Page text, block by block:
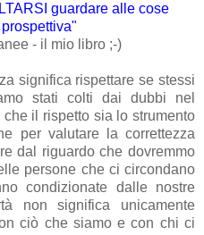
guardare alle cose
- il mio libro ;-)
significa rispettare se stessi
stati colti dai dubbi nel
il rispetto sia lo strumento
per valutare la correttezza
dal riguardo che dovremmo
persone che ci circondano
condizionate dalle nostre
non significa unicamente
ciò che siamo e con chi ci